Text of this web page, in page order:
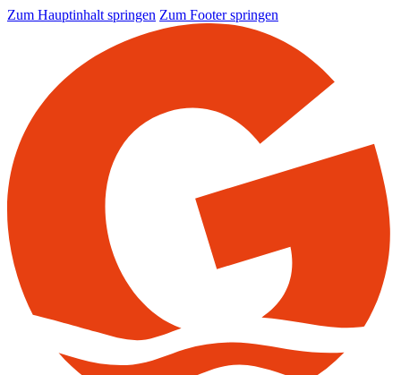
Zum Hauptinhalt springen Zum Footer springen